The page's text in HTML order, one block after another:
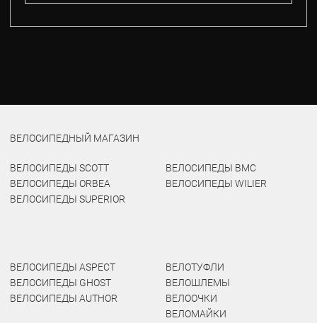
ВЕЛОСИПЕДНЫЙ МАГАЗИН
ВЕЛОСИПЕДЫ SCOTT
ВЕЛОСИПЕДЫ ORBEA
ВЕЛОСИПЕДЫ SUPERIOR
ВЕЛОСИПЕДЫ BMC
ВЕЛОСИПЕДЫ WILIER
ВЕЛОСИПЕДЫ ASPECT
ВЕЛОСИПЕДЫ GHOST
ВЕЛОСИПЕДЫ AUTHOR
ВЕЛОТУФЛИ
ВЕЛОШЛЕМЫ
ВЕЛООЧКИ
ВЕЛОМАЙКИ